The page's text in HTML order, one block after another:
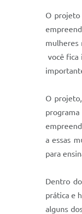
O projeto
mulheres
você fica
O
a essas
para
Dentro
prática e
alguns